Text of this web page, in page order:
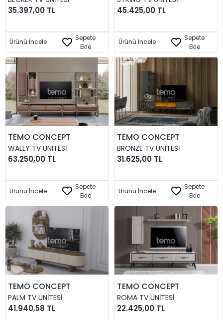
35.397,00 TL
Sepete
Ekle
Ürünü İncele
45.425,00 TL
Sepete
Ekle
Ürünü İncele
TEMO CONCEPT
WALLY TV ÜNITESI
63.250,00 TL
Sepete
Ekle
Ürünü İncele
TEMO CONCEPT
BRONZE TV ÜNITESI
31.625,00 TL
Sepete
Ekle
Ürünü İncele
TEMO CONCEPT
PALM TV ÜNITESI
41.940,58 TL
TEMO CONCEPT
ROMA TV ÜNITESI
22.425,00 TL